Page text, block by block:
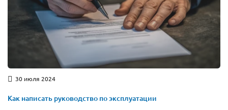
30 июля 2024
Как написать руководство по эксплуатации